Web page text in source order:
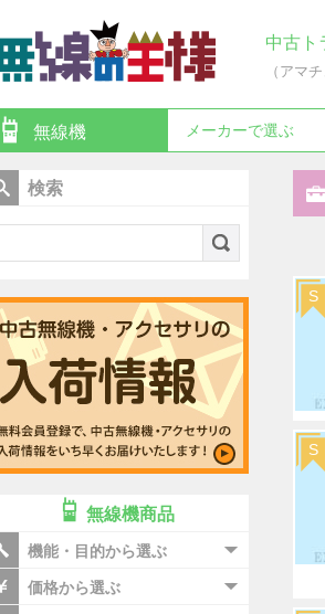
中古ト
（アマ
無線機 メーカーで選ぶ
S
S
検索
無線機商品
機能・目的から選ぶ
価格から選ぶ